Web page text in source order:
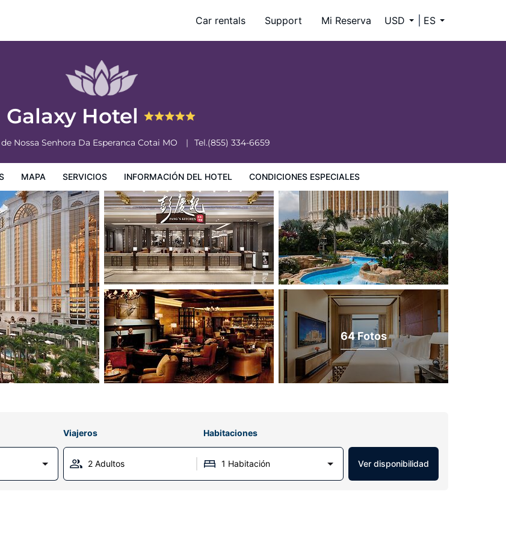
Car rentals Support Mi Reserva USD ES
Galaxy Hotel
Nossa Senhora Da Esperanca Cotai MO Tel.(855) 334-6659
MAPA SERVICIOS INFORMACIÓN DEL HOTEL CONDICIONES ESPECIALES
64 Fotos
Viajeros Habitaciones
2 Adultos 1 Habitación Ver disponibilidad